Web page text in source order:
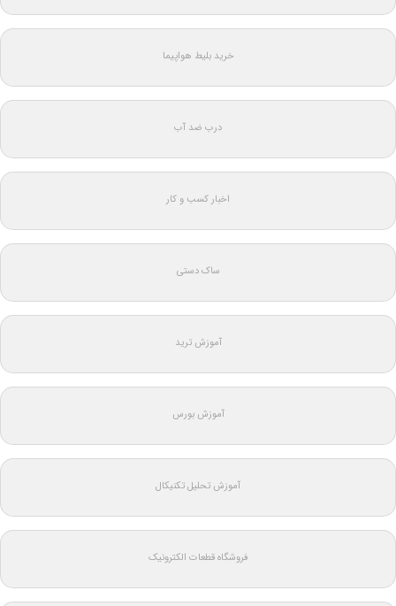
خرید بلیط هواپیما
درب ضد آب
اخبار کسب و کار
ساک دستی
آموزش ترید
آموزش بورس
آموزش تحلیل تکنیکال
فروشگاه قطعات الکترونیک